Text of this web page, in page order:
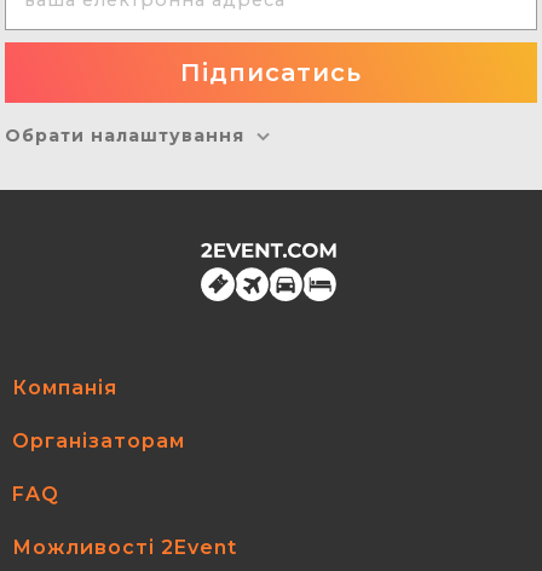
Обрати налаштування
Компанія
Організаторам
FAQ
Можливості 2Event